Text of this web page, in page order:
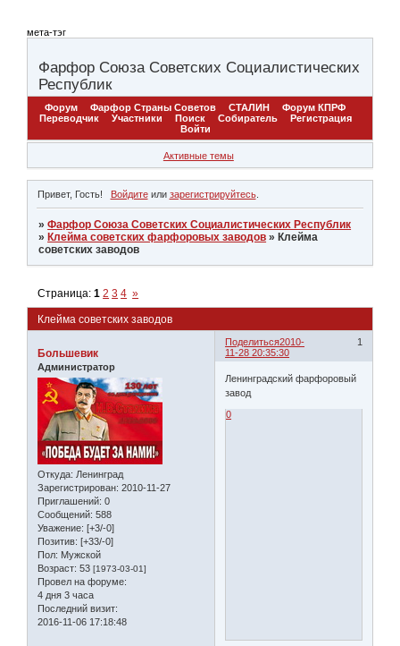
мета-тэг
Фарфор Союза Советских Социалистических
Республик
Форум Фарфор Страны Советов СТАЛИН
Форум КПРФ
Переводчик
Участники Поиск Собиратель
Регистрация
Войти
Активные темы
Привет, Гость! Войдитеили зарегистрируйтесь.
»Фарфор Союза Советских Социалистических Республик
» Клейма советских фарфоровых заводов » Клейма
советских заводов
Клейма советских заводов
Страница:1 2 3 4 »
Поделиться 1
2010-
11-28 20:35:30
Большевик
Администратор
Откуда: Ленинград
Зарегистрирован: 2010-11-27
Приглашений: 0
Сообщений: 588
Уважение: [+3/-0]
Позитив: [+33/-0]
Пол: Мужской
Возраст: 53 [1973-03-01]
Провел на форуме:
4 дня 3 часа
Последний визит:
2016-11-06 17:18:48
Ленинградский фарфоровый
завод
0